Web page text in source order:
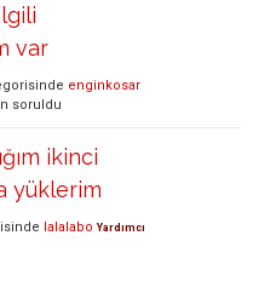
var
enginkosar
soruldu
ikinci
yüklerim
lalalabo Yardımcı